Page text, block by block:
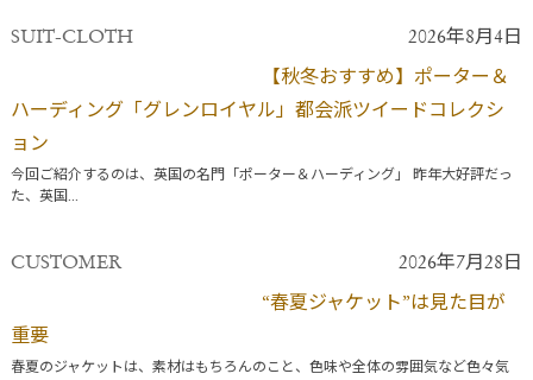
SUIT-CLOTH 2026年8月4日
【秋冬おすすめ】ポーター＆
ハーディング「グレンロイヤル」都会派ツイードコレクシ
ョン
今回ご紹介するのは、英国の名門「ポーター＆ハーディング」 昨年大好評だっ
た、英国...
CUSTOMER 2026年7月28日
“春夏ジャケット”は見た目が
重要
春夏のジャケットは、素材はもちろんのこと、色味や全体の雰囲気など色々気